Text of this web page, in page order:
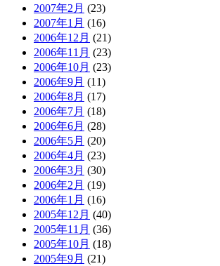
2007年2月 (23)
2007年1月 (16)
2006年12月 (21)
2006年11月 (23)
2006年10月 (23)
2006年9月 (11)
2006年8月 (17)
2006年7月 (18)
2006年6月 (28)
2006年5月 (20)
2006年4月 (23)
2006年3月 (30)
2006年2月 (19)
2006年1月 (16)
2005年12月 (40)
2005年11月 (36)
2005年10月 (18)
2005年9月 (21)